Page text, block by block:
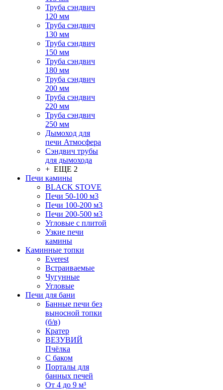
Труба сэндвич
120 мм
Труба сэндвич
130 мм
Труба сэндвич
150 мм
Труба сэндвич
180 мм
Труба сэндвич
200 мм
Труба сэндвич
220 мм
Труба сэндвич
250 мм
Дымоход для
печи Атмосфера
Сэндвич трубы
для дымохода
+ ЕЩЕ 2
Печи камины
BLACK STOVE
Печи 50-100 м3
Печи 100-200 м3
Печи 200-500 м3
Угловые с плитой
Узкие печи
камины
Каминные топки
Everest
Встраиваемые
Чугунные
Угловые
Печи для бани
Банные печи без
выносной топки
(б/в)
Кратер
ВЕЗУВИЙ
Пчёлка
С баком
Порталы для
банных печей
От 4 до 9 м³